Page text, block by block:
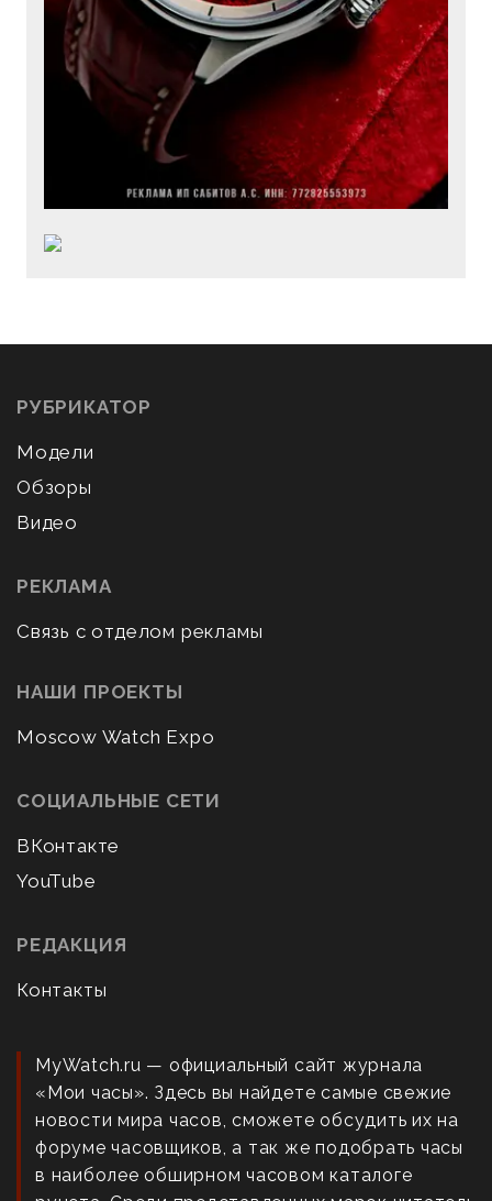
РУБРИКАТОР
Модели
Обзоры
Видео
РЕКЛАМА
Связь с отделом рекламы
НАШИ ПРОЕКТЫ
Moscow Watch Expo
СОЦИАЛЬНЫЕ СЕТИ
ВКонтакте
YouTube
РЕДАКЦИЯ
Контакты
MyWatch.ru — официальный сайт журнала
«Мои часы». Здесь вы найдете самые свежие
новости мира часов, сможете обсудить их на
форуме часовщиков, а так же подобрать часы
в наиболее обширном часовом каталоге